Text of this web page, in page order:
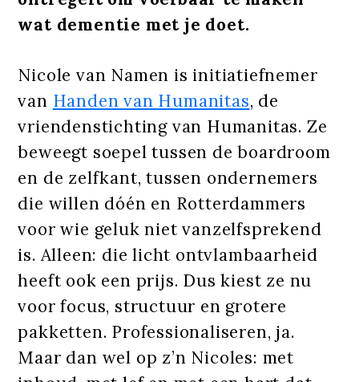
wat dementie met je doet.
Nicole van Namen is initiatiefnemer
van Handen van Humanitas, de
vriendenstichting van Humanitas. Ze
beweegt soepel tussen de boardroom
en de zelfkant, tussen ondernemers
die willen dóén en Rotterdammers
voor wie geluk niet vanzelfsprekend
is. Alleen: die licht ontvlambaarheid
heeft ook een prijs. Dus kiest ze nu
voor focus, structuur en grotere
pakketten. Professionaliseren, ja.
Maar dan wel op z’n Nicoles: met